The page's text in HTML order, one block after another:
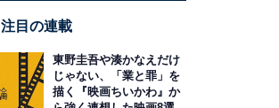
注目の連載
東野圭吾や湊かなえだけ
じゃない、「業と罪」を
描く『映画ちいかわ』か